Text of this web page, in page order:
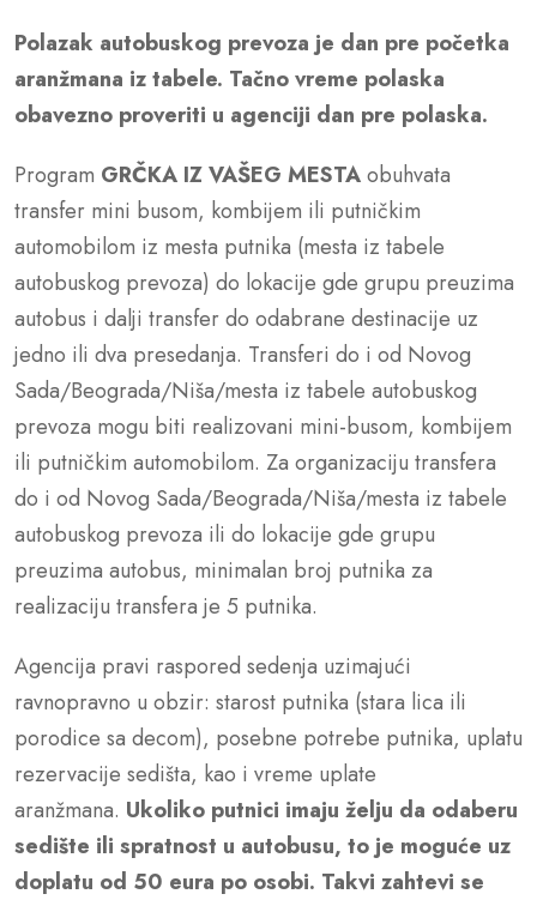
Polazak autobuskog prevoza je dan pre početka
aranžmana iz tabele. Tačno vreme polaska
obavezno proveriti u agenciji dan pre polaska.
Program GRČKA IZ VAŠEG MESTAobuhvata
transfer mini busom, kombijem ili putničkim
automobilom iz mesta putnika (mesta iz tabele
autobuskog prevoza) do lokacije gde grupu preuzima
autobus i dalji transfer do odabrane destinacije uz
jedno ili dva presedanja. Transferi do i od Novog
Sada/Beograda/Niša/mesta iz tabele autobuskog
prevoza mogu biti realizovani mini-busom, kombijem
ili putničkim automobilom. Za organizaciju transfera
do i od Novog Sada/Beograda/Niša/mesta iz tabele
autobuskog prevoza ili do lokacije gde grupu
preuzima autobus, minimalan broj putnika za
realizaciju transfera je 5 putnika.
Agencija pravi raspored sedenja uzimajući
ravnopravno u obzir: starost putnika (stara lica ili
porodice sa decom), posebne potrebe putnika, uplatu
rezervacije sedišta, kao i vreme uplate
aranžmana. Ukoliko putnici imaju želju da odaberu
sedište ili spratnost u autobusu, to je moguće uz
doplatu od 50 eura po osobi. Takvi zahtevi se